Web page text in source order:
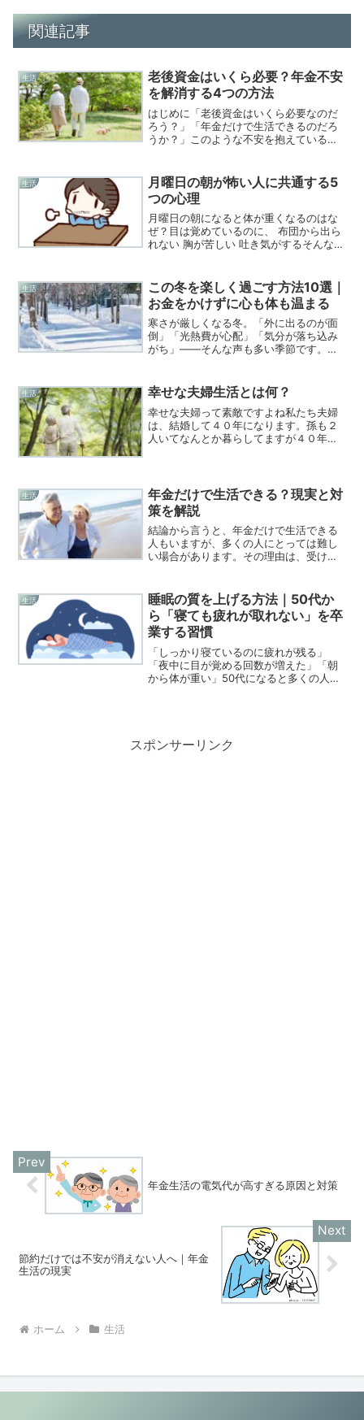
関連記事
生活
老後資金はいくら必要？年金不安
を解消する4つの方法
はじめに「老後資金はいくら必要なのだ
ろう？」「年金だけで生活できるのだろ
うか？」このような不安を抱えている人
懸念から、老後のお金に関する悩みは
年々大きくなっています。し...
生活
月曜日の朝が怖い人に共通する5
つの心理
月曜日の朝になると体が重くなるのはな
ぜ？目は覚めているのに、 布団から出ら
れない 胸が苦しい 吐き気がするそんな月
る人の共通点① 完璧にやろうとしすぎる
② 断るのが苦手...
生活
この冬を楽しく過ごす方法10選｜
お金をかけずに心も体も温まる
寒さが厳しくなる冬。「外に出るのが面
倒」「光熱費が心配」「気分が落ち込み
がち」——そんな声も多い季節です。で
す。この記事では、今日からすぐ始めら
れる冬を楽しく過ごす方法1...
生活 幸せな夫婦生活とは何？
幸せな夫婦って素敵ですよね私たち夫婦
は、結婚して４０年になります。孫も２
人いてなんとか暮らしてますが４０年の
生活
年金だけで生活できる？現実と対
策を解説
結論から言うと、年金だけで生活できる
人もいますが、多くの人にとっては難し
い場合があります。その理由は、受け取
うな条件に当てはまる場合は、年金だけ
でも生活しやすくなります...
生活
睡眠の質を上げる方法｜50代か
ら「寝ても疲れが取れない」を卒
業する習慣
「しっかり寝ているのに疲れが残る」
「夜中に目が覚める回数が増えた」「朝
から体が重い」50代になると多くの人が
スポンサーリンク
年金生活の電気代が高すぎる原因と対策
節約だけでは不安が消えない人へ｜年金
生活の現実
ホーム 生活